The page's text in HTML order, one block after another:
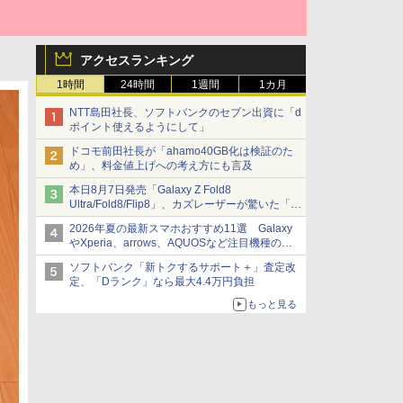
アクセスランキング
1時間 24時間 1週間 1カ月
NTT島田社長、ソフトバンクのセブン出資に「d
ポイント使えるようにして」
ドコモ前田社長が「ahamo40GB化は検証のた
め」、料金値上げへの考え方にも言及
本日8月7日発売「Galaxy Z Fold8
Ultra/Fold8/Flip8」、カズレーザーが驚いた「そ
ば屋のメニュー並みの薄さ」
2026年夏の最新スマホおすすめ11選 Galaxy
やXperia、arrows、AQUOSなど注目機種の特
徴は
ソフトバンク「新トクするサポート＋」査定改
定、「Dランク」なら最大4.4万円負担
もっと見る